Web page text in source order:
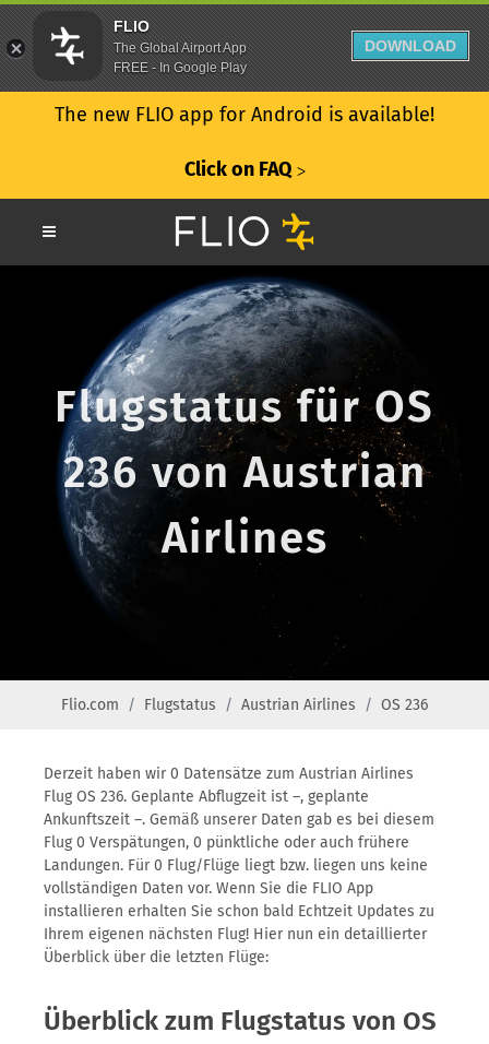
The new FLIO app for Android is available!
Click on FAQ ᐳ
Flugstatus für OS
236 von Austrian
Airlines
Flio.com Flugstatus Austrian Airlines OS 236
Derzeit haben wir 0 Datensätze zum Austrian Airlines
Flug OS 236. Geplante Abflugzeit ist –, geplante
Ankunftszeit –. Gemäß unserer Daten gab es bei diesem
Flug 0 Verspätungen, 0 pünktliche oder auch frühere
Landungen. Für 0 Flug/Flüge liegt bzw. liegen uns keine
vollständigen Daten vor. Wenn Sie die FLIO App
installieren erhalten Sie schon bald Echtzeit Updates zu
Ihrem eigenen nächsten Flug! Hier nun ein detaillierter
Überblick über die letzten Flüge:
Überblick zum Flugstatus von OS
FLIO
The Global Airport App
FREE - In Google Play
DOWNLOAD